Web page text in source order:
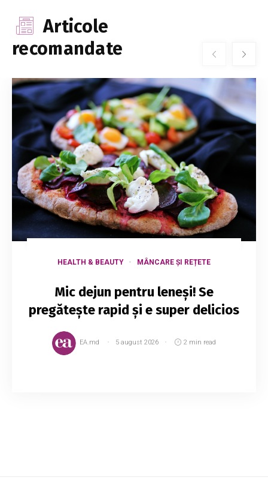
Articole
recomandate
HEALTH & BEAUTY MÂNCARE ȘI REȚETE
Mic dejun pentru leneși! Se
pregătește rapid și e super delicios
EA.md 5 august 2026 2 min read